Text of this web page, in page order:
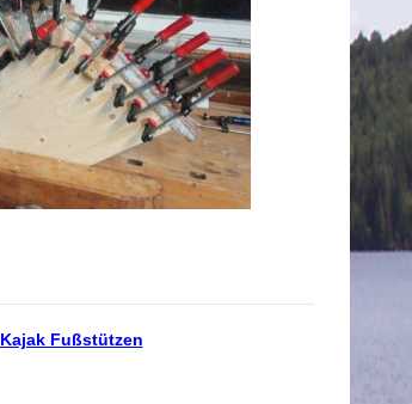
Kajak Fußstützen